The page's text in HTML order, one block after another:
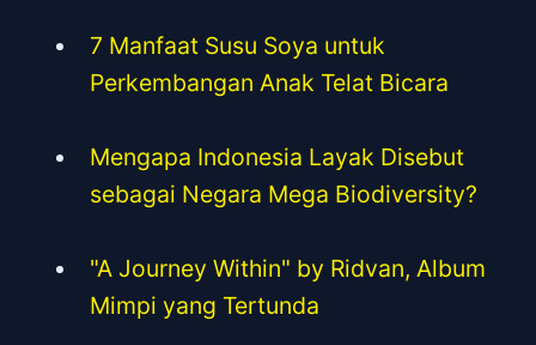
7 Manfaat Susu Soya untuk
Perkembangan Anak Telat Bicara
Mengapa Indonesia Layak Disebut
sebagai Negara Mega Biodiversity?
"A Journey Within" by Ridvan, Album
Mimpi yang Tertunda